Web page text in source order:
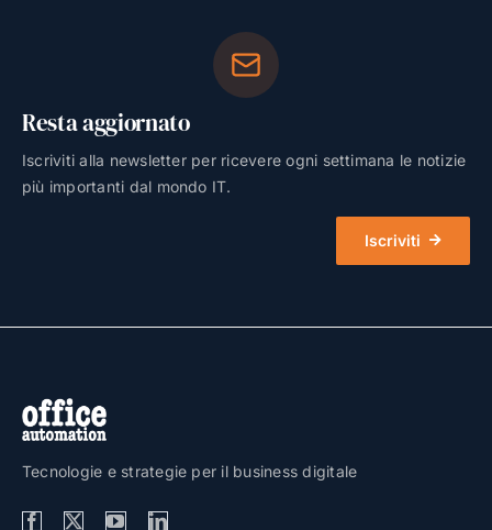
Resta aggiornato
Iscriviti alla newsletter per ricevere ogni settimana le notizie
più importanti dal mondo IT.
Iscriviti
Tecnologie e strategie per il business digitale